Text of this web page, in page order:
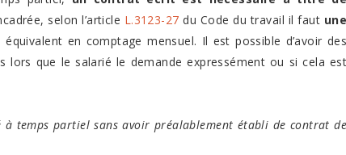
selon l’article L.3123-27 du Code du travail il faut une
en comptage mensuel. Il est possible d’avoir des
lors que le salarié le demande expressément ou si cela est
à temps partiel sans avoir préalablement établi de contrat de